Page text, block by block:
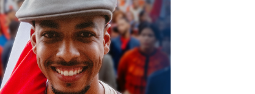
Linkedin ReddIt